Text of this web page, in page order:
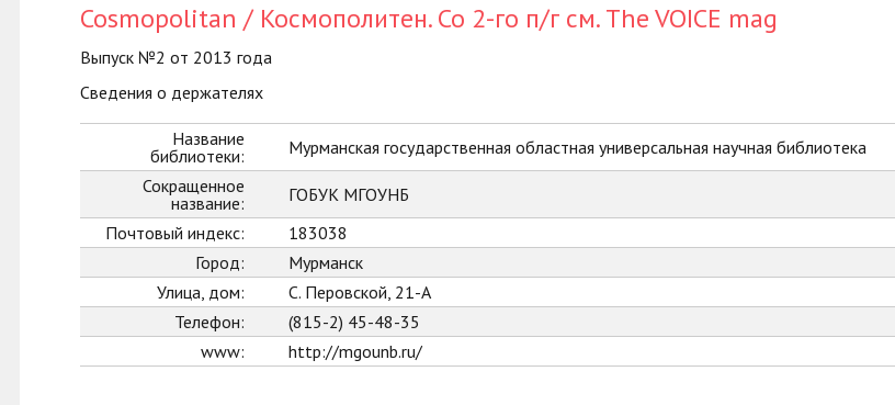
Cosmopolitan / Космополитен. Со 2-го п/г см. The VOICE mag
Выпуск №2 от 2013 года
Сведения о держателях
Название
библиотеки:
Мурманская государственная областная универсальная научная библиотека
Сокращенное
название:
ГОБУК МГОУНБ
Почтовый индекс:
183038
Город:
Мурманск
Улица, дом:
С. Перовской, 21-А
Телефон:
(815-2) 45-48-35
www:
http://mgounb.ru/